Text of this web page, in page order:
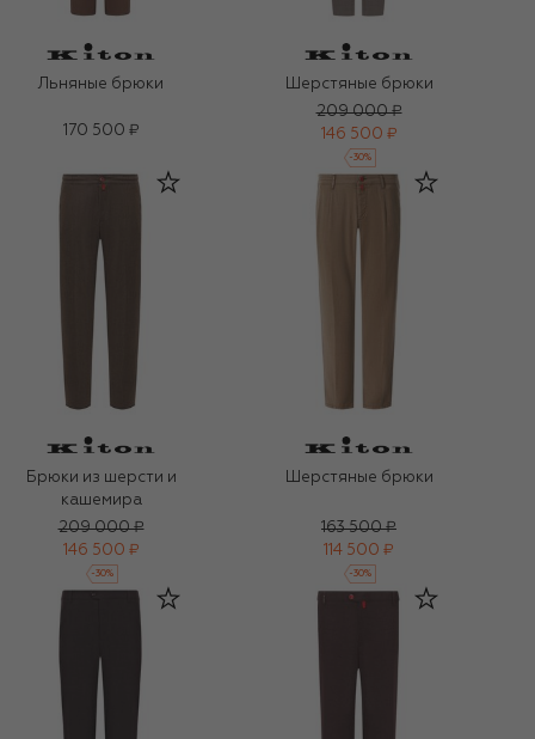
Льняные брюки
170 500 ₽
Шерстяные брюки
209 000 ₽
146 500 ₽
-30%
Брюки из шерсти и
кашемира
209 000 ₽
146 500 ₽
-30%
Шерстяные брюки
163 500 ₽
114 500 ₽
-30%